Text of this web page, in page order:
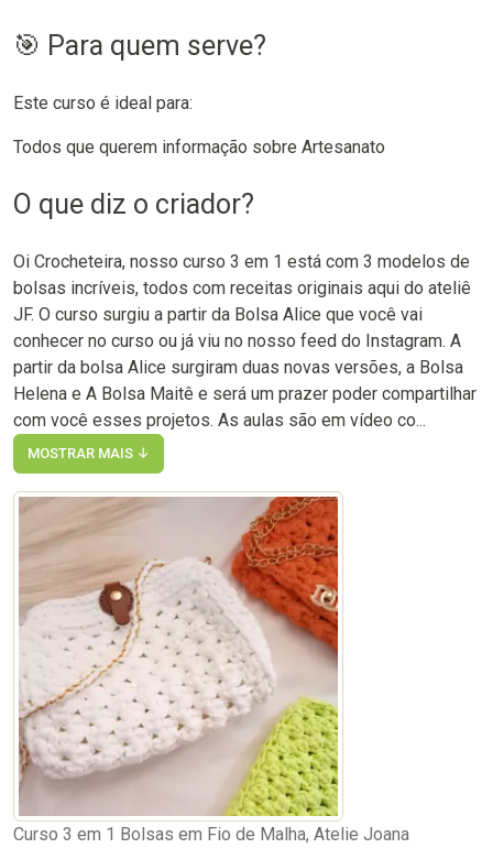
🎯 Para quem serve?
Este curso é ideal para:
Todos que querem informação sobre Artesanato
O que diz o criador?
Oi Crocheteira, nosso curso 3 em 1 está com 3 modelos de
bolsas incríveis, todos com receitas originais aqui do ateliê
JF. O curso surgiu a partir da Bolsa Alice que você vai
conhecer no curso ou já viu no nosso feed do Instagram. A
partir da bolsa Alice surgiram duas novas versões, a Bolsa
Helena e A Bolsa Maitê e será um prazer poder compartilhar
com você esses projetos. As aulas são em vídeo co...
MOSTRAR MAIS ↓
Curso 3 em 1 Bolsas em Fio de Malha, Atelie Joana